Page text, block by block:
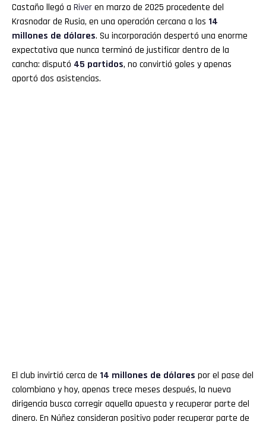
Castaño llegó a Riveren marzo de 2025 procedente del
Krasnodar de Rusia, en una operación cercana a los 14
millones de dólares. Su incorporación despertó una enorme
expectativa que nunca terminó de justificar dentro de la
cancha: disputó 45 partidos, no convirtió goles y apenas
aportó dos asistencias.
El club invirtió cerca de 14 millones de dólares por el pase del
colombiano y hoy, apenas trece meses después, la nueva
dirigencia busca corregir aquella apuesta y recuperar parte del
dinero. En Núñez consideran positivo poder recuperar parte de